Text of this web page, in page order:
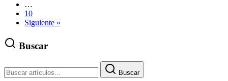
…
10
Siguiente »
Buscar
Buscar